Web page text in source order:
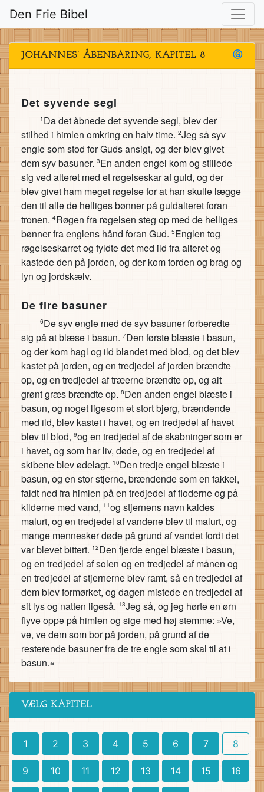
Den Frie Bibel
JOHANNES’ ÅBENBARING, KAPITEL 8 Ⓖ
Det syvende segl
1 Da det åbnede det syvende segl, blev der
stilhed i himlen omkring en halv time. 2Jeg så syv
engle som stod for Guds ansigt, og der blev givet
dem syv basuner. 3En anden engel kom og stillede
sig ved alteret med et røgelseskar af guld, og der
blev givet ham meget røgelse for at han skulle lægge
den til alle de helliges bønner på guldalteret foran
tronen. 4Røgen fra røgelsen steg op med de helliges
bønner fra englens hånd foran Gud. 5Englen tog
røgelseskarret og fyldte det med ild fra alteret og
kastede den på jorden, og der kom torden og brag og
lyn og jordskælv.
De fire basuner
6De syv engle med de syv basuner forberedte
sig på at blæse i basun. 7Den første blæste i basun,
og der kom hagl og ild blandet med blod, og det blev
kastet på jorden, og en tredjedel af jorden brændte
op, og en tredjedel af træerne brændte op, og alt
grønt græs brændte op. 8Den anden engel blæste i
basun, og noget ligesom et stort bjerg, brændende
med ild, blev kastet i havet, og en tredjedel af havet
blev til blod, 9og en tredjedel af de skabninger som er
i havet, og som har liv, døde, og en tredjedel af
skibene blev ødelagt. 10Den tredje engel blæste i
basun, og en stor stjerne, brændende som en fakkel,
faldt ned fra himlen på en tredjedel af floderne og på
kilderne med vand, 11og stjernens navn kaldes
malurt, og en tredjedel af vandene blev til malurt, og
mange mennesker døde på grund af vandet fordi det
var blevet bittert. 12Den fjerde engel blæste i basun,
og en tredjedel af solen og en tredjedel af månen og
en tredjedel af stjernerne blev ramt, så en tredjedel af
dem blev formørket, og dagen mistede en tredjedel af
sit lys og natten ligeså. 13Jeg så, og jeg hørte en ørn
flyve oppe på himlen og sige med høj stemme: »Ve,
ve, ve dem som bor på jorden, på grund af de
resterende basuner fra de tre engle som skal til at i
basun.«
VÆLG KAPITEL
1 2 3 4 5 6 7 8
9 10 11 12 13 14 15 16